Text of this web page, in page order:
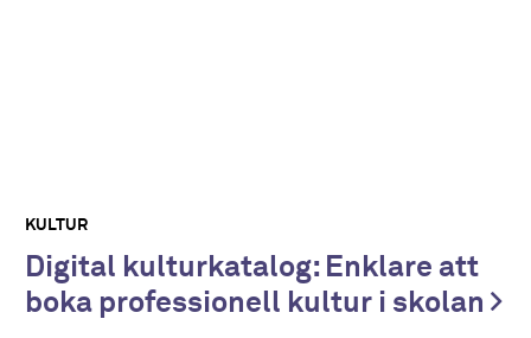
KULTUR
Digital kulturkatalog: Enklare att
boka professionell kultur i skolan